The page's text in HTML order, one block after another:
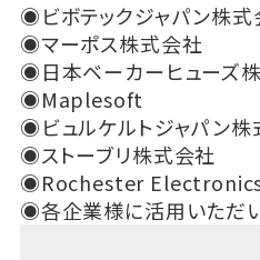
◉ビボテックジャパン株式
◉マーポス株式会社
◉日本ベーカーヒューズ
◉Maplesoft
◉ビュルケルトジャパン株
◉ストーブリ株式会社
◉Rochester
◉各企業様に活用いただ